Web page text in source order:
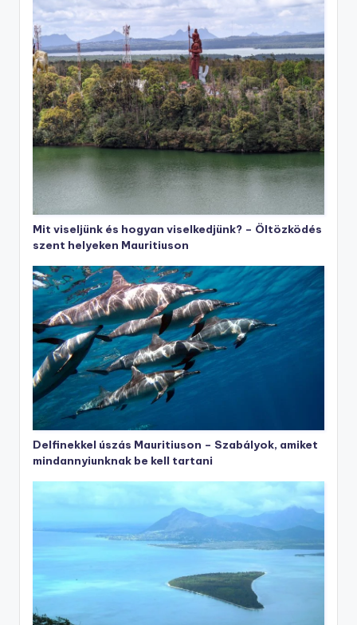
Mit viseljünk és hogyan viselkedjünk? – Öltözködés
szent helyeken Mauritiuson
Delfinekkel úszás Mauritiuson – Szabályok, amiket
mindannyiunknak be kell tartani